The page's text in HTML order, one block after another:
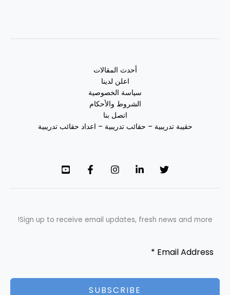
أحدث المقالات
اعلن لدينا
سياسة الخصوصية
الشروط والأحكام
اتصل بنا
حقيبة تدريبية – حقائب تدريبية – اعداد حقائب تدريبية
Sign up to receive email updates, fresh news and more!
SUBSCRIBE